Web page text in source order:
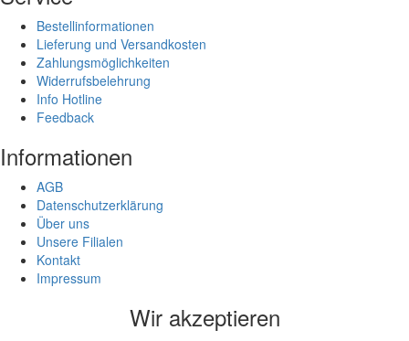
Bestellinformationen
Lieferung und Versandkosten
Zahlungsmöglichkeiten
Widerrufsbelehrung
Info Hotline
Feedback
Informationen
AGB
Datenschutzerklärung
Über uns
Unsere Filialen
Kontakt
Impressum
Wir akzeptieren